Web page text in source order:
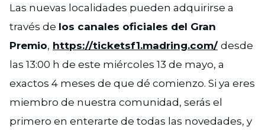
Las nuevas localidades pueden adquirirse a
través de los canales oficiales del Gran
Premio, https://ticketsf1.madring.com/ desde
las 13:00 h de este miércoles 13 de mayo, a
exactos 4 meses de que dé comienzo. Si ya eres
miembro de nuestra comunidad, serás el
primero en enterarte de todas las novedades, y